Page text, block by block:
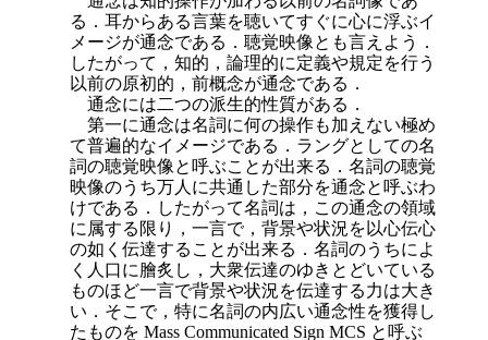
る．耳からある言葉を聴いてすぐに心に浮ぶイ
メージが通念である．聴覚映像とも言えよう．
したがって，知的，論理的に定義や規定を行う
以前の原初的，前概念が通念である．
通念には二つの派生的性質がある．
第一に通念は名詞に何の操作も加えない極め
て普遍的なイメージである．ラングとしての名
詞の聴覚映像と呼ぶことが出来る．名詞の聴覚
映像のうち万人に共通した部分を通念と呼ぶわ
けである．したがって名詞は，この通念の領域
に属する限り，一言で，背景や状況を以心伝心
の如く伝達することが出来る．名詞のうちによ
く人口に膾炙し，大衆伝達のゆきとどいている
ものほど一言で背景や状況を伝達する力は大き
い．そこで，特に名詞の内広い通念性を獲得し
たものを Mass Communicated Sign MCS と呼ぶ